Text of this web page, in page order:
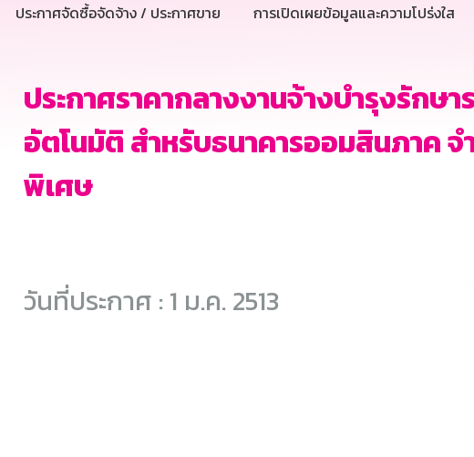
ประกาศจัดซื้อจัดจ้าง / ประกาศขาย การเปิดเผยข้อมูลและความโปร่งใส
ประกาศราคากลางงานจ้างบำรุงรักษ
อัตโนมัติ สำหรับธนาคารออมสินภาค จ
พิเศษ
วันที่ประกาศ : 1 ม.ค. 2513